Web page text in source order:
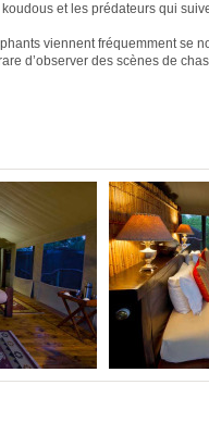
et les prédateurs qui
viennent fréquemment se
d’observer des scènes de